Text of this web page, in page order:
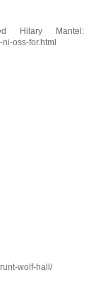
Hilary Mantel:
oss-for.html
wolf-hall/